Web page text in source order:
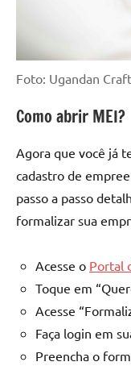
Foto: Ugandan
Como abrir MEI?
Agora que você já
cadastro de
passo a passo
formalizar sua
Acesse o Portal
Toque em
Acesse
Faça login em
Preencha o